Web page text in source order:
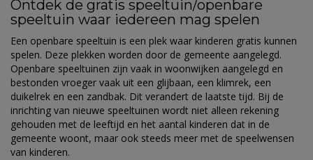
Ontdek de gratis speeltuin/openbare
speeltuin waar iedereen mag spelen
Een openbare speeltuin is een plek waar kinderen gratis kunnen
spelen. Deze plekken worden door de gemeente aangelegd.
Openbare speeltuinen zijn vaak in woonwijken aangelegd en
bestonden vroeger vaak uit een glijbaan, een klimrek, een
duikelrek en een zandbak. Dit verandert de laatste tijd. Bij de
inrichting van nieuwe speeltuinen wordt niet alleen rekening
gehouden met de leeftijd en het aantal kinderen dat in de
gemeente woont, maar ook steeds meer met de speelwensen
van kinderen.